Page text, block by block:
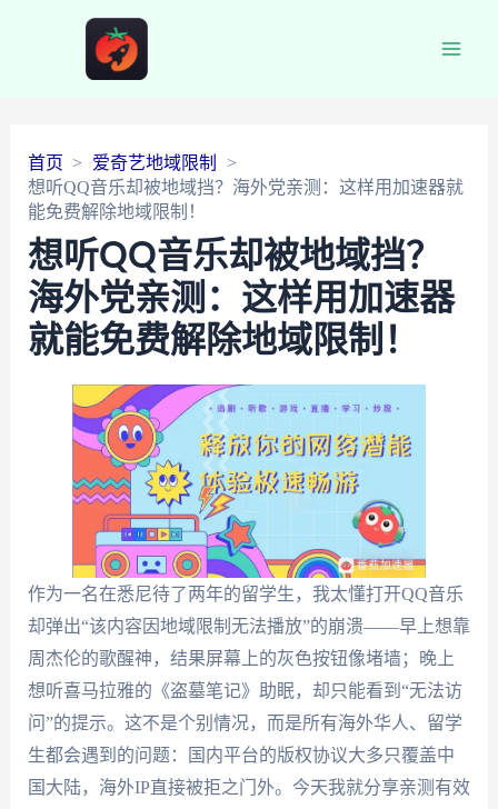
首页
爱奇艺地域限制
想听QQ音乐却被地域挡？海外党亲测：这样用加速器就
能免费解除地域限制！
想听QQ音乐却被地域挡？
海外党亲测：这样用加速器
就能免费解除地域限制！
作为一名在悉尼待了两年的留学生，我太懂打开QQ音乐
却弹出“该内容因地域限制无法播放”的崩溃——早上想靠
周杰伦的歌醒神，结果屏幕上的灰色按钮像堵墙；晚上
想听喜马拉雅的《盗墓笔记》助眠，却只能看到“无法访
问”的提示。这不是个别情况，而是所有海外华人、留学
生都会遇到的问题：国内平台的版权协议大多只覆盖中
国大陆，海外IP直接被拒之门外。今天我就分享亲测有效